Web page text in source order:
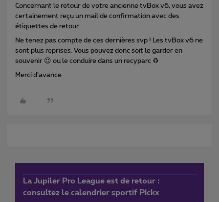
Concernant le retour de votre ancienne tvBox v6, vous avez
certainement reçu un mail de confirmation avec des
étiquettes de retour.
Ne tenez pas compte de ces dernières svp ! Les tvBox v6 ne
sont plus reprises. Vous pouvez donc soit le garder en
souvenir 😉 ou le conduire dans un recyparc ♻
Merci d’avance
La Jupiler Pro League est de retour :
consultez le calendrier sportif Pickx